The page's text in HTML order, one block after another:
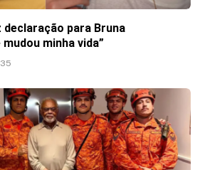
declaração para Bruna
minha vida”